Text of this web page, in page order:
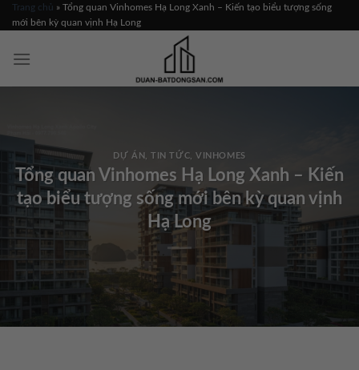
Skip
to
Trang chủ » Tổng quan Vinhomes Hạ Long Xanh – Kiến tạo biểu tượng sống
mới bên kỳ quan vịnh Hạ Long
DỰ ÁN ,TIN TỨC ,VINHOMES
Tổng quan Vinhomes Hạ Long Xanh – Kiến
tạo biểu tượng sống mới bên kỳ quan vịnh
Hạ Long